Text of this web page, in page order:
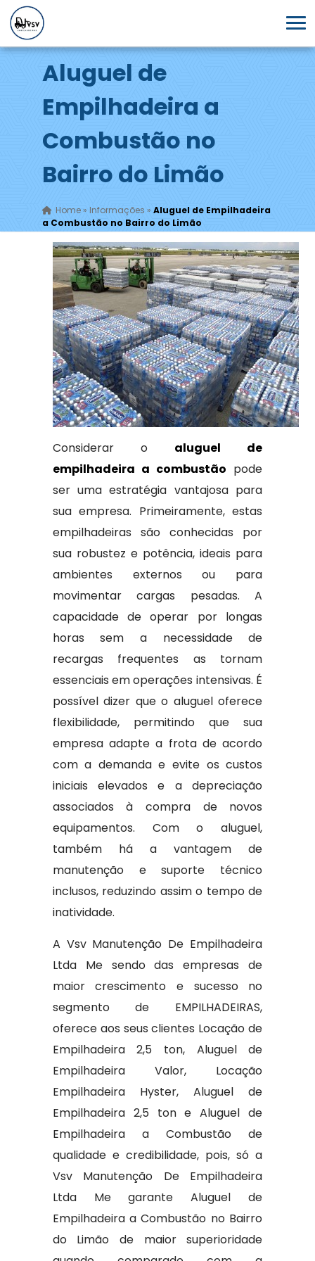
Aluguel de
Empilhadeira a
Combustão no
Bairro do Limão
Home» Informações » Aluguel de Empilhadeira
a Combustão no Bairro do Limão
Considerar o aluguel de
empilhadeira a combustão pode
ser uma estratégia vantajosa para
sua empresa. Primeiramente, estas
empilhadeiras são conhecidas por
sua robustez e potência, ideais para
ambientes externos ou para
movimentar cargas pesadas. A
capacidade de operar por longas
horas sem a necessidade de
recargas frequentes as tornam
essenciais em operações intensivas. É
possível dizer que o aluguel oferece
flexibilidade, permitindo que sua
empresa adapte a frota de acordo
com a demanda e evite os custos
iniciais elevados e a depreciação
associados à compra de novos
equipamentos. Com o aluguel,
também há a vantagem de
manutenção e suporte técnico
inclusos, reduzindo assim o tempo de
inatividade.
A Vsv Manutenção De Empilhadeira
Ltda Me sendo das empresas de
maior crescimento e sucesso no
segmento de EMPILHADEIRAS,
oferece aos seus clientes Locação de
Empilhadeira 2,5 ton, Aluguel de
Empilhadeira Valor, Locação
Empilhadeira Hyster, Aluguel de
Empilhadeira 2,5 ton e Aluguel de
Empilhadeira a Combustão de
qualidade e credibilidade, pois, só a
Vsv Manutenção De Empilhadeira
Ltda Me garante Aluguel de
Empilhadeira a Combustão no Bairro
do Limão de maior superioridade